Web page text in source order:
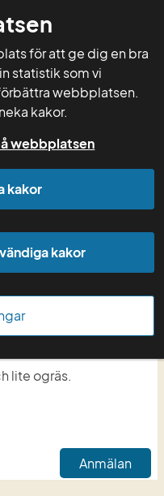
för att ge dig en bra
statistik som vi
webbplatsen.
kakor.
webbplatsen
kakor
kakor
GNW-adm
lite ogräs.
Anmälan